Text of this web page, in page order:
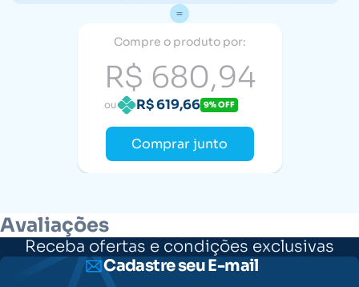
Compre o produto por:
R$ 680,94
ou R$ 619,66 9% OFF
Comprar junto
Avaliações
Receba ofertas e condições exclusivas
Cadastre seu E-mail